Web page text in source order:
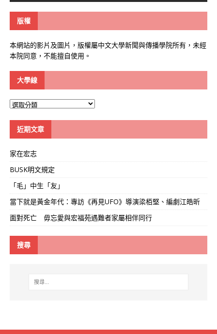
版權
本網站的影片及圖片，版權屬中文大學新聞與傳播學院所有，未經
本院同意，不能擅自使用。
大學線
大
近期文章
家在宏志
BUSK明文規定
「毛」中生「友」
當下就是黃金年代：專訪《再見UFO》導演梁栢堅、編劇江皓昕
面對死亡 毋忘愛與宏福苑遇難者家屬相伴同行
搜尋